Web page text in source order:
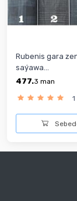
Rubenis gara
saýawa...
477.3 man